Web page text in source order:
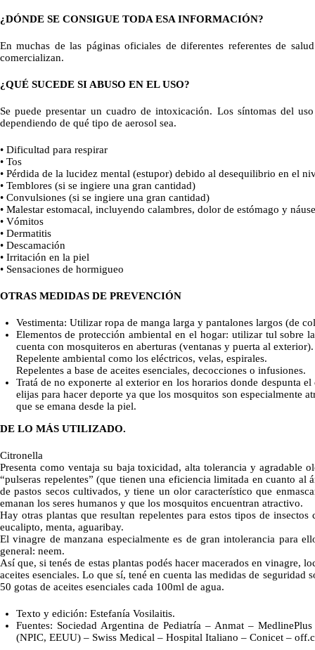
¿DÓNDE SE CONSIGUE TODA ESA INFORMACIÓN?
En muchas de las páginas oficiales de diferentes referentes de
comercializan.
¿QUÉ SUCEDE SI ABUSO EN EL USO?
Se puede presentar un cuadro de intoxicación. Los síntomas del
dependiendo de qué tipo de aerosol sea.
• Dificultad para respirar
• Tos
• Pérdida de la lucidez mental (estupor) debido al desequilibrio en el
• Temblores (si se ingiere una gran cantidad)
• Convulsiones (si se ingiere una gran cantidad)
• Malestar estomacal, incluyendo calambres, dolor de estómago y
• Vómitos
• Dermatitis
• Descamación
• Irritación en la piel
• Sensaciones de hormigueo
OTRAS MEDIDAS DE PREVENCIÓN
Vestimenta: Utilizar ropa de manga larga y pantalones largos (de
Elementos de protección ambiental en el hogar: utilizar tul sobre
cuenta con mosquiteros en aberturas (ventanas y puerta al exterior).
Repelente ambiental como los eléctricos, velas, espirales.
Repelentes a base de aceites esenciales, decocciones o infusiones.
Tratá de no exponerte al exterior en los horarios donde despunta
elijas para hacer deporte ya que los mosquitos son especialmente
que se emana desde la piel.
DE LO MÁS UTILIZADO.
Citronella
Presenta como ventaja su baja toxicidad, alta tolerancia y agradable
“pulseras repelentes” (que tienen una eficiencia limitada en cuanto
de pastos secos cultivados, y tiene un olor característico que
emanan los seres humanos y que los mosquitos encuentran atractivo.
Hay otras plantas que resultan repelentes para estos tipos de
eucalipto, menta, aguaribay.
El vinagre de manzana especialmente es de gran intolerancia para
general: neem.
Así que, si tenés de estas plantas podés hacer macerados en vinagre,
aceites esenciales. Lo que sí, tené en cuenta las medidas de
50 gotas de aceites esenciales cada 100ml de agua.
Texto y edición: Estefanía Vosilaitis.
Fuentes: Sociedad Argentina de Pediatría – Anmat –
(NPIC, EEUU) – Swiss Medical – Hospital Italiano – Conicet –